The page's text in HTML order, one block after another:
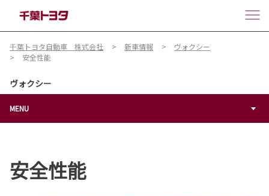
千葉トヨタ自動車 株式会社 新車情報
ヴォクシー
安全性能
ヴォクシー
MENU
安全性能